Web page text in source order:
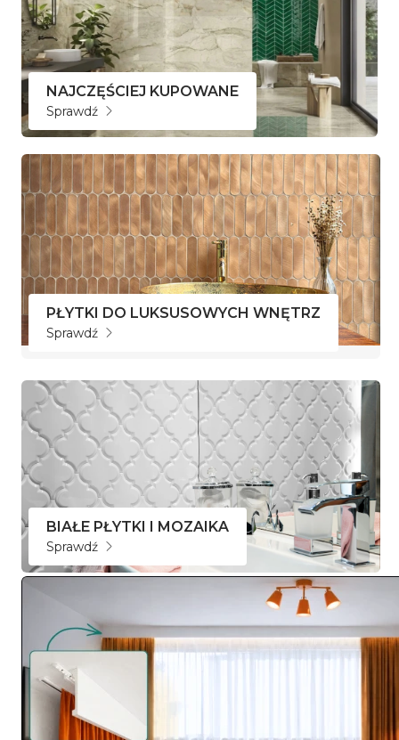
NAJCZĘŚCIEJ KUPOWANE
Sprawdź
PŁYTKI DO LUKSUSOWYCH WNĘTRZ
Sprawdź
BIAŁE PŁYTKI I MOZAIKA
Sprawdź